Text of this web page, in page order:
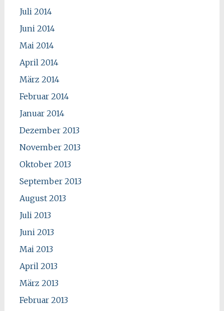
Juli 2014
Juni 2014
Mai 2014
April 2014
März 2014
Februar 2014
Januar 2014
Dezember 2013
November 2013
Oktober 2013
September 2013
August 2013
Juli 2013
Juni 2013
Mai 2013
April 2013
März 2013
Februar 2013